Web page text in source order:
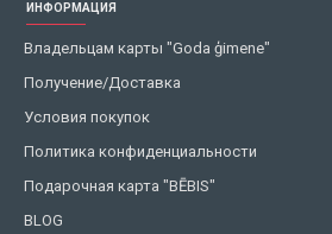
ИНФОРМАЦИЯ
Владельцам карты "Goda ģimene"
Получение/Доставка
Условия покупок
Политика конфиденциальности
Подарочная карта "BĒBIS"
BLOG